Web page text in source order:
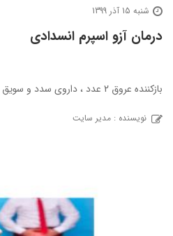
شنبه 15 آذر 1399
درمان آزو اسپرم انسدادی
بازکننده عروق 2 عدد ، داروی سدد و سویق بادمجان
نویسنده : مدیر سایت